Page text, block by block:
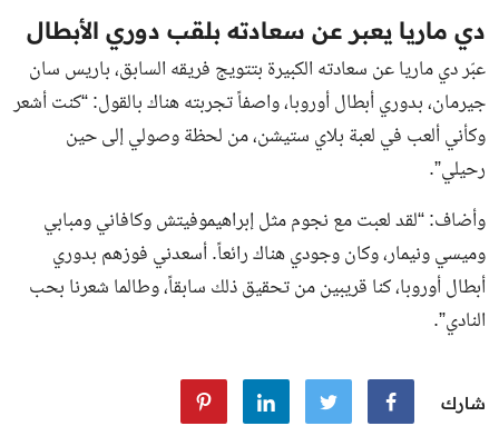
دي ماريا يعبر عن سعادته بلقب دوري الأبطال
عبّر دي ماريا عن سعادته الكبيرة بتتويج فريقه السابق، باريس سان
جيرمان، بدوري أبطال أوروبا، واصفاً تجربته هناك بالقول: “كنت أشعر
وكأني ألعب في لعبة بلاي ستيشن، من لحظة وصولي إلى حين
رحيلي”.
وأضاف: “لقد لعبت مع نجوم مثل إبراهيموفيتش وكافاني ومبابي
وميسي ونيمار، وكان وجودي هناك رائعاً. أسعدني فوزهم بدوري
أبطال أوروبا، كنا قريبين من تحقيق ذلك سابقاً، وطالما شعرنا بحب
النادي”.
شارك